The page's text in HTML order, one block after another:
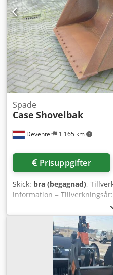
Deventer 1 165 km
Spade
Case Shovelbak
Prisuppgifter
Skick: bra (begagnad),
information =
Byggmaskiner
Tekniskt skick: bra Optiskt
Haverhoek för mer